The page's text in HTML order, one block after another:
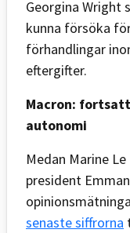
Georgina Wright
kunna försöka
förhandlingar
eftergifter.
Macron:
autonomi
Medan Marine
president
senaste siffrorna